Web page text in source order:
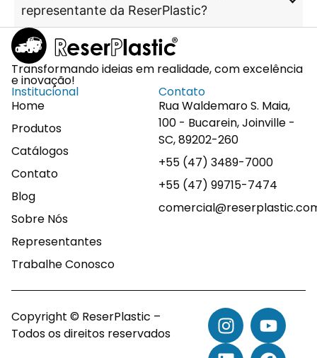
representante da ReserPlastic?
Transformando ideias em realidade, com excelência
e inovação!
Institucional
Home
Produtos
Catálogos
Contato
Blog
Sobre Nós
Representantes
Trabalhe Conosco
Contato
Rua Waldemaro S. Maia,
100 - Bucarein, Joinville -
SC, 89202-260
+55 (47) 3489-7000
+55 (47) 99715-7474
Copyright © ReserPlastic –
Todos os direitos reservados